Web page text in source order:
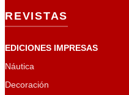
REVISTAS
EDICIONES IMPRESAS
Náutica
Decoración